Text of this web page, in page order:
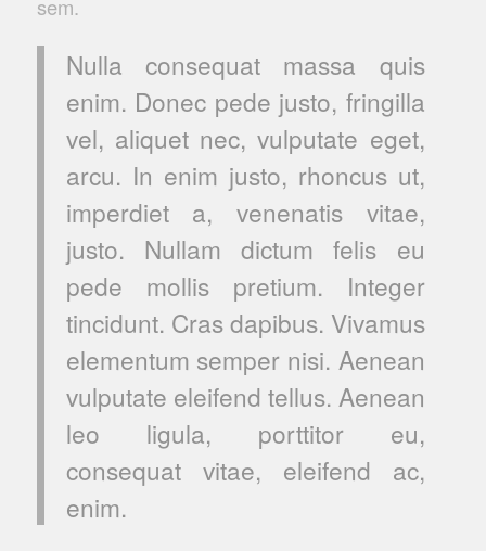
sem.
Nulla consequat massa quis
enim. Donec pede justo, fringilla
vel, aliquet nec, vulputate eget,
arcu. In enim justo, rhoncus ut,
imperdiet a, venenatis vitae,
justo. Nullam dictum felis eu
pede mollis pretium. Integer
tincidunt. Cras dapibus. Vivamus
elementum semper nisi. Aenean
vulputate eleifend tellus. Aenean
leo ligula, porttitor eu,
consequat vitae, eleifend ac,
enim.